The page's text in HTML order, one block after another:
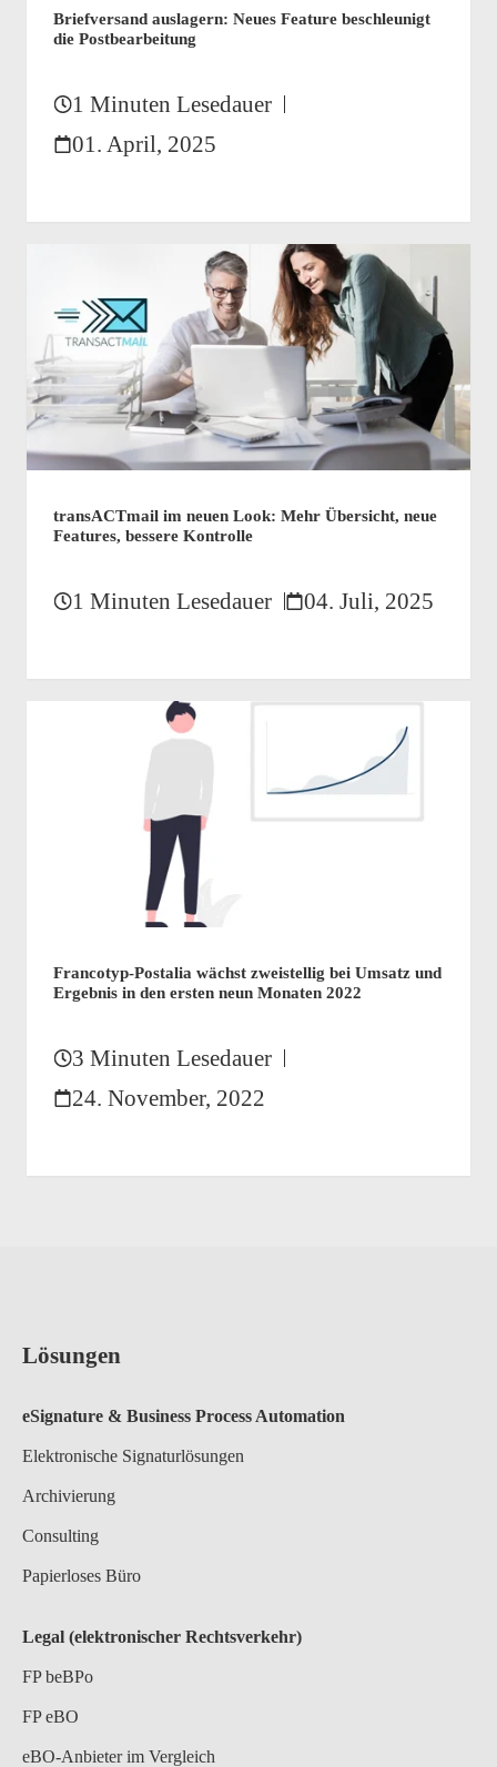
Briefversand auslagern: Neues Feature beschleunigt
die Postbearbeitung
1 Minuten Lesedauer
01. April, 2025
transACTmail im neuen Look: Mehr Übersicht, neue
Features, bessere Kontrolle
1 Minuten Lesedauer 04. Juli, 2025
Francotyp-Postalia wächst zweistellig bei Umsatz und
Ergebnis in den ersten neun Monaten 2022
3 Minuten Lesedauer
24. November, 2022
Lösungen
eSignature & Business Process Automation
Elektronische Signaturlösungen
Archivierung
Consulting
Papierloses Büro
Legal (elektronischer Rechtsverkehr)
FP beBPo
FP eBO
eBO-Anbieter im Vergleich